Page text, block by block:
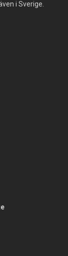
i Sverige.